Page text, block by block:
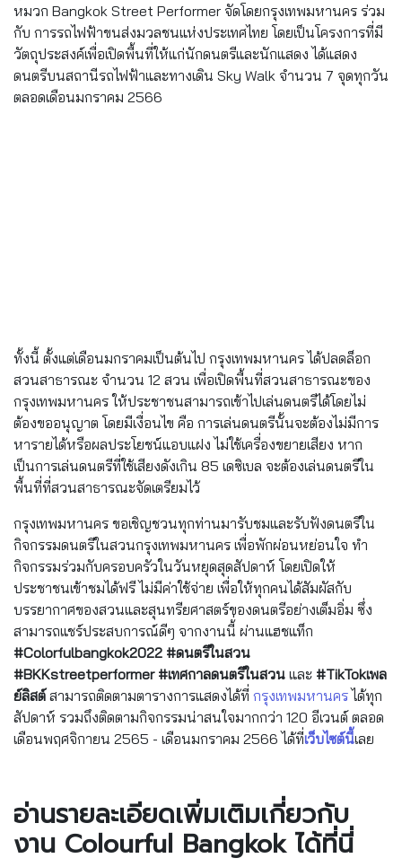
หมวก Bangkok Street Performer จัดโดยกรุงเทพมหานคร ร่วม
กับ การรถไฟฟ้าขนส่งมวลชนแห่งประเทศไทย โดยเป็นโครงการที่มี
วัตถุประสงค์เพื่อเปิดพื้นที่ให้แก่นักดนตรีและนักแสดง ได้แสดง
ดนตรีบนสถานีรถไฟฟ้าและทางเดิน Sky Walk จำนวน 7 จุดทุกวัน
ตลอดเดือนมกราคม 2566
ทั้งนี้ ตั้งแต่เดือนมกราคมเป็นต้นไป กรุงเทพมหานคร ได้ปลดล็อก
สวนสาธารณะ จำนวน 12 สวน เพื่อเปิดพื้นที่สวนสาธารณะของ
กรุงเทพมหานคร ให้ประชาชนสามารถเข้าไปเล่นดนตรีได้โดยไม่
ต้องขออนุญาต โดยมีเงื่อนไข คือ การเล่นดนตรีนั้นจะต้องไม่มีการ
หารายได้หรือผลประโยชน์แอบแฝง ไม่ใช้เครื่องขยายเสียง หาก
เป็นการเล่นดนตรีที่ใช้เสียงดังเกิน 85 เดซิเบล จะต้องเล่นดนตรีใน
พื้นที่ที่สวนสาธารณะจัดเตรียมไว้
กรุงเทพมหานคร ขอเชิญชวนทุกท่านมารับชมและรับฟังดนตรีใน
กิจกรรมดนตรีในสวนกรุงเทพมหานคร เพื่อพักผ่อนหย่อนใจ ทำ
กิจกรรมร่วมกับครอบครัวในวันหยุดสุดสัปดาห์ โดยเปิดให้
ประชาชนเข้าชมได้ฟรี ไม่มีค่าใช้จ่าย เพื่อให้ทุกคนได้สัมผัสกับ
บรรยากาศของสวนและสุนทรียศาสตร์ของดนตรีอย่างเต็มอิ่ม ซึ่ง
สามารถแชร์ประสบการณ์ดีๆ จากงานนี้่ ผ่านแฮชแท็ก
#Colorfulbangkok2022 #ดนตรีในสวน
#BKKstreetperformer #เทศกาลดนตรีในสวน และ #TikTokเพล
ย์ลิสต์สามารถติดตามตารางการแสดงได้ที่ กรุงเทพมหานครได้ทุก
สัปดาห์ รวมถึงติดตามกิจกรรมน่าสนใจมากกว่า 120 อีเวนต์ ตลอด
เดือนพฤศจิกายน 2565 - เดือนมกราคม 2566 ได้ที่เว็บไซต์นี้เลย
อ่านรายละเอียดเพิ่มเติมเกี่ยวกับ
งาน Colourful Bangkok ได้ที่นี่